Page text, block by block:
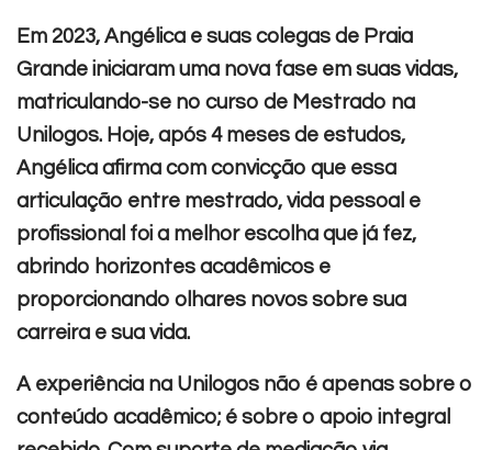
Em 2023, Angélica e suas colegas de Praia
Grande iniciaram uma nova fase em suas vidas,
matriculando-se no curso de Mestrado na
Unilogos. Hoje, após 4 meses de estudos,
Angélica afirma com convicção que essa
articulação entre mestrado, vida pessoal e
profissional foi a melhor escolha que já fez,
abrindo horizontes acadêmicos e
proporcionando olhares novos sobre sua
carreira e sua vida.
A experiência na Unilogos não é apenas sobre o
conteúdo acadêmico; é sobre o apoio integral